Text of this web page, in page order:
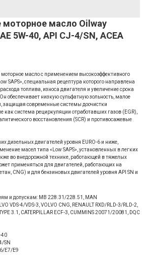
моторное масло Oilway
5W-40, API CJ-4/SN, ACEA
моторное масло с применением высокоэффективного
SAPS», специальная рецептура которого направлена
топлива, износа двигателя и увеличение срока
обеспечивает низкую сульфатную зольность, малое
защищая современные системы доочистки
как система рециркуляции отработавших газов (EGR),
восстановления (SCR) и противосажевые
дизельных двигателей уровня EURO-6 и ниже,
масел типа «Low SAPS», установленных в легких
во внедорожной технике, работающей в тяжелых
применяться для двигателей, работающих на
CNG) и для бензиновых двигателей уровня API SN и
и допускам: MB 228.31/228.51, MAN
VDS-4/VDS-3, VOLVO CNG, RENAULT RXD/RLD-3/RLD-2,
3.1, CATERPILLAR ECF-3, CUMMINS 20071/20081, DQC
40
SN
E7/E9